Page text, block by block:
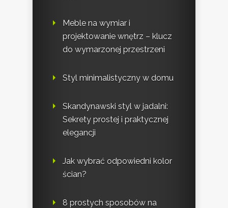
Meble na wymiar i
projektowanie wnętrz – klucz
do wymarzonej przestrzeni
Styl minimalistyczny w domu
Skandynawski styl w jadalni:
Sekrety prostej i praktycznej
elegancji
Jak wybrać odpowiedni kolor
ścian?
8 prostych sposobów na